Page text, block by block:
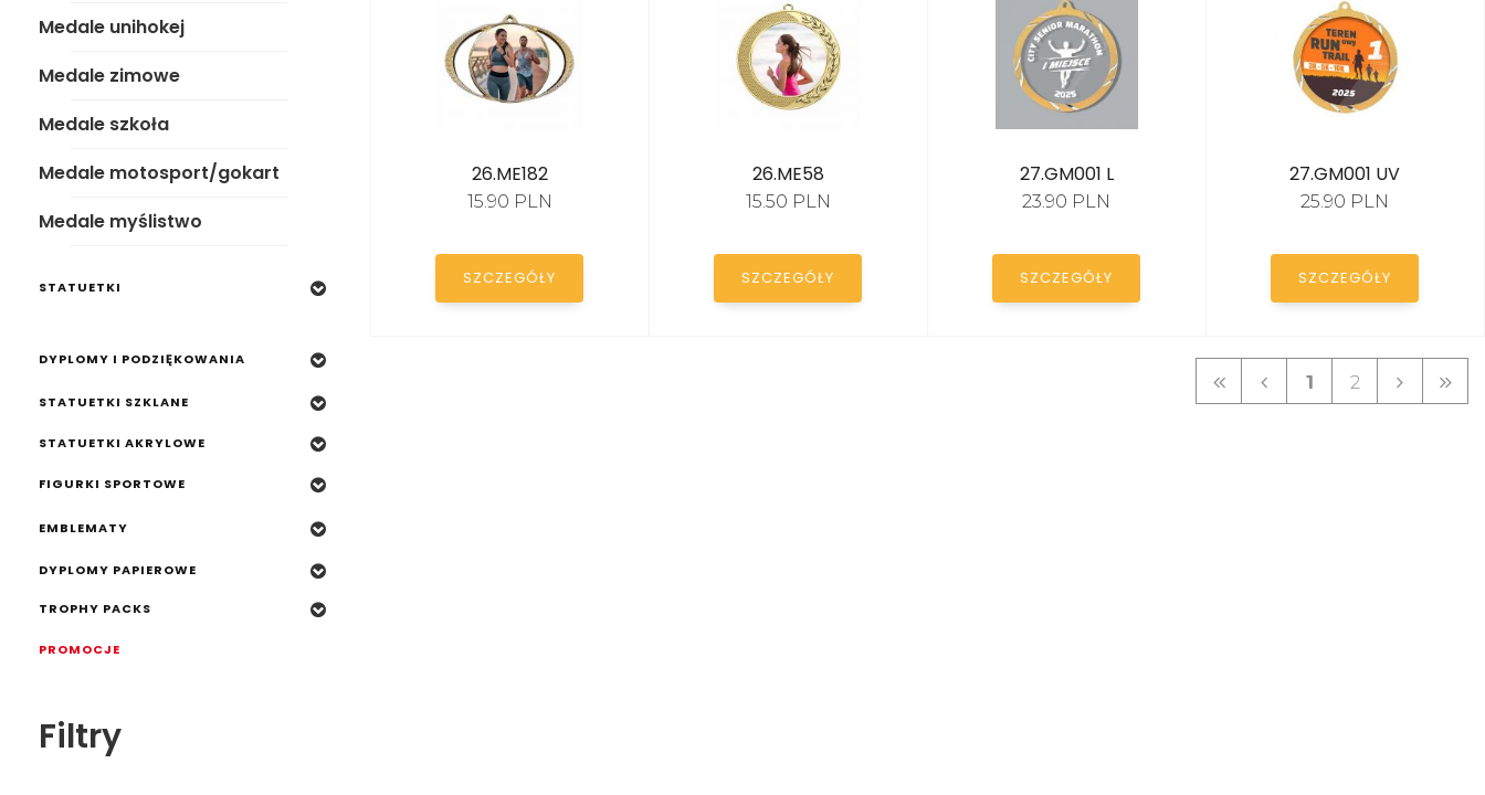
motosport/gokart
Medale myślistwo
DYPLOMY I PODZIĘKOWANIA
STATUETKI AKRYLOWE
Medale unihokej
Medale zimowe
Medale szkoła
Medale motosport/gokart
Medale myślistwo
STATUETKI
DYPLOMY I PODZIĘKOWANIA
STATUETKI SZKLANE
STATUETKI AKRYLOWE
FIGURKI SPORTOWE
EMBLEMATY
DYPLOMY PAPIEROWE
TROPHY PACKS
PROMOCJE
Filtry
26.ME182
15.90 PLN
SZCZEGÓŁY
26.ME58
15.50 PLN
SZCZEGÓŁY
27.GM001 L
23.90 PLN
SZCZEGÓŁY
27.GM001 UV
25.90 PLN
SZCZEGÓŁY
1 2